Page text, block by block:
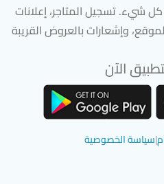
شيء. تسجيل المتاجر، إعلانات
وإشعارات بالعروض القريبة
الآن
|سياسة الخصوصية